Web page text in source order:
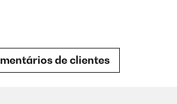
de clientes